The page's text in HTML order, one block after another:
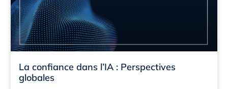
La confiance dans l’IA : Perspectives
globales